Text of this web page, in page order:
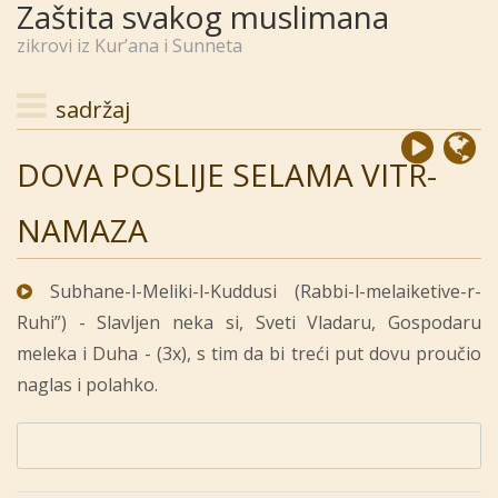
Zaštita svakog muslimana
zikrovi iz Kur’ana i Sunneta
sadržaj
DOVA POSLIJE SELAMA VITR-
NAMAZA
Subhane-l-Meliki-l-Kuddusi (Rabbi-l-melaiketive-r-
Ruhi”) - Slavljen neka si, Sveti Vladaru, Gospodaru
meleka i Duha - (3x), s tim da bi treći put dovu proučio
naglas i polahko.